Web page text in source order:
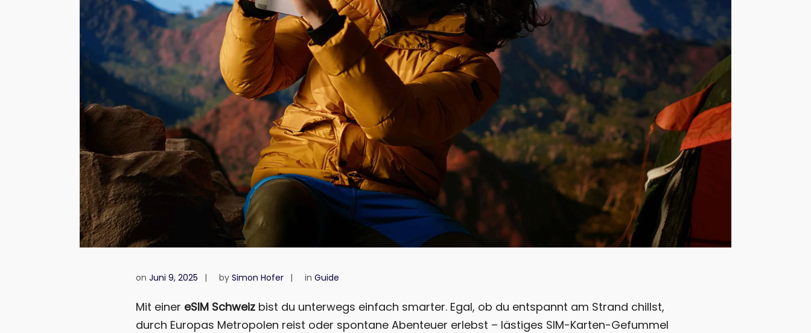
on Juni 9, 2025 by Simon Hofer in Guide
Mit einer eSIM Schweizbist du unterwegs einfach smarter. Egal, ob du entspannt am Strand chillst,
durch Europas Metropolen reist oder spontane Abenteuer erlebst – lästiges SIM-Karten-Gefummel